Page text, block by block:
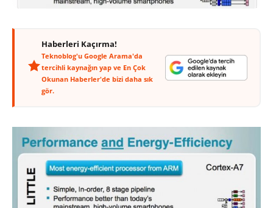
Haberleri Kaçırma!
Teknoblog'u Google Arama'da
tercihli kaynağın yap ve En Çok
Okunan Haberler'de bizi daha sık
gör.